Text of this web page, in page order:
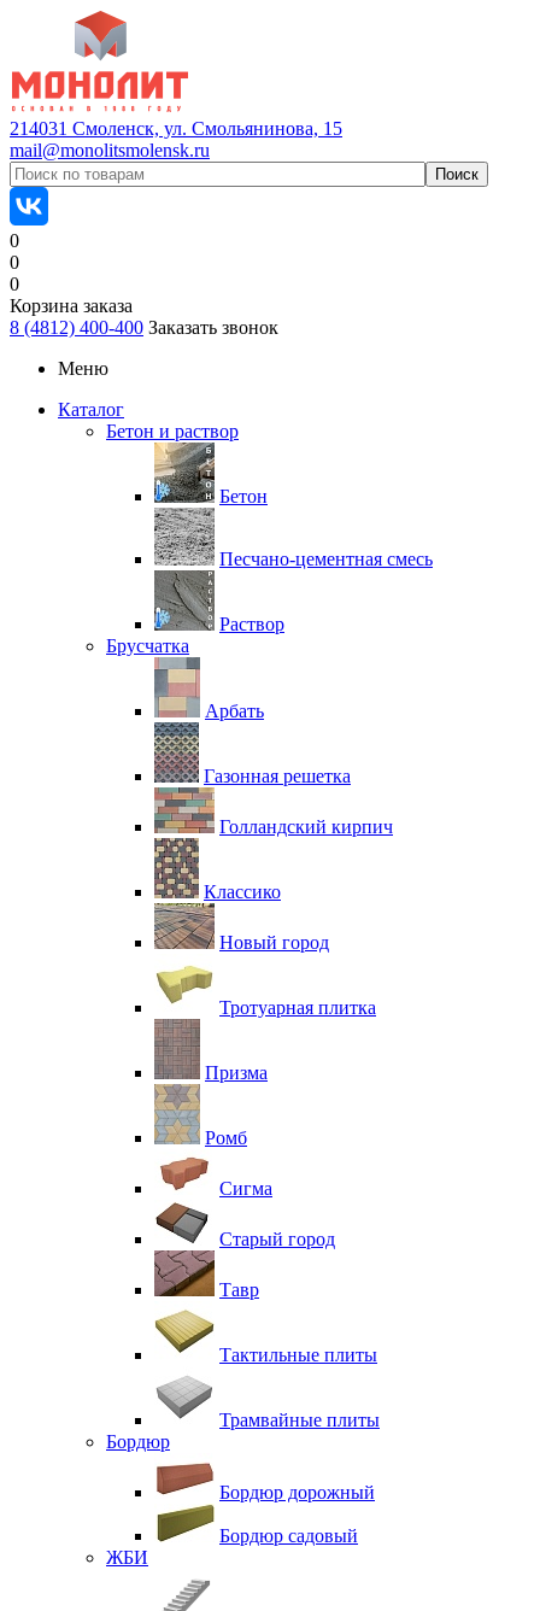
214031 Смоленск, ул. Смольянинова, 15
mail@monolitsmolensk.ru
0
0
0
Корзина заказа
8 (4812) 400-400 Заказать звонок
Меню
Каталог
Бетон и раствор
Бетон
Песчано-цементная смесь
Раствор
Брусчатка
Арбать
Газонная решетка
Голландский кирпич
Классико
Новый город
Тротуарная плитка
Призма
Ромб
Сигма
Старый город
Тавр
Тактильные плиты
Трамвайные плиты
Бордюр
Бордюр дорожный
Бордюр садовый
ЖБИ